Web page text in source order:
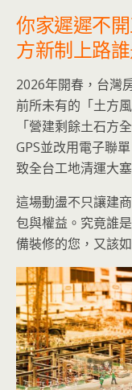
你家遲遲不
方新制上路
2026年開春，台灣
前所未有的「土方
「營建剩餘土石方
GPS並改用電子聯
致全台工地清運大
這場動盪不只讓建
包與權益。究竟誰
備裝修的您，又該